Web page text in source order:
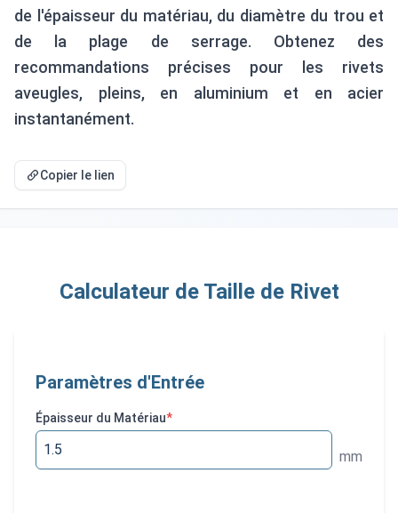
de l'épaisseur du matériau, du diamètre du trou et
de la plage de serrage. Obtenez des
recommandations précises pour les rivets
aveugles, pleins, en aluminium et en acier
instantanément.
Copier le lien
Calculateur de Taille de Rivet
Paramètres d'Entrée
Épaisseur du Matériau*
mm